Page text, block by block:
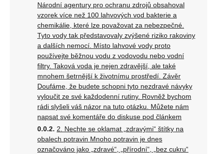
Národní agentury pro ochranu zdrojů obsahoval
vzorek více než 100 lahvových vod bakterie a
chemikálie, které lze považovat za nebezpečné.
Tyto vody tak představovaly zvýšené riziko rakoviny
a dalších nemocí. Místo lahvové vody proto
používejte běžnou vodu z vodovodu nebo vodní
filtry. Taková voda je nejen zdravější, ale také
mnohem šetrnější k životnímu prostředí. Závěr
Doufáme, že budete schopni tyto nezdravé návyky
vyloučit ze své každodenní rutiny. Rovněž bychom
rádi slyšeli váš názor na tuto otázku. Můžete nám
napsat své komentáře do diskuse pod článkem
2. Nechte se oklamat „zdravými“ štítky na
obalech potravin Mnoho potravin je dnes
označováno jako „zdravé“, „přírodní“, „bez cukru“